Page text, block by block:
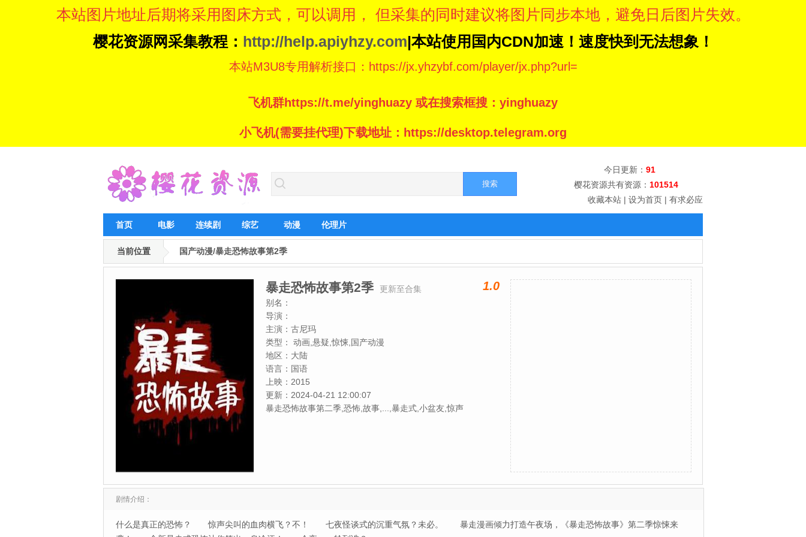
本站图片地址后期将采用图床方式，可以调用， 但采集的同时建议将图片同步本地，避免日后图片失效。
樱花资源网采集教程： http://help.apiyhzy.com|本站使用国内CDN加速！速度快到无法想象！
本站M3U8专用解析接口：https://jx.yhzybf.com/player/jx.php?url=
飞机群https://t.me/yinghuazy 或在搜索框搜：yinghuazy
小飞机(需要挂代理)下载地址：https://desktop.telegram.org
今日更新： 91
樱花资源共有资源： 101514
收藏本站 | 设为首页 | 有求必应
首页 电影 连续剧 综艺 动漫 伦理片
当前位置 国产动漫/暴走恐怖故事第2季
暴走恐怖故事第2季 更新至合集 1.0
别名：
导演：
主演： 古尼玛
类型：
动画,悬疑,惊悚,国产动漫
地区： 大陆
语言： 国语
上映： 2015
更新： 2024-04-21 12:00:07
暴走恐怖故事第二季,恐怖,故事,...,暴走式,小盆友,惊声
剧情介绍：
什么是真正的恐怖？ 惊声尖叫的血肉横飞？不！ 七夜怪谈式的沉重气氛？未必。 暴走漫画倾力打造午夜场，《暴走恐怖故事》第二季惊悚来